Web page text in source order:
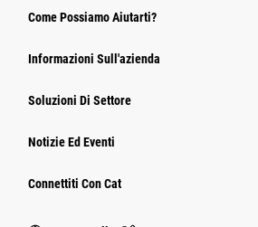
Come Possiamo Aiutarti?
Informazioni Sull'azienda
Soluzioni Di Settore
Notizie Ed Eventi
Connettiti Con Cat